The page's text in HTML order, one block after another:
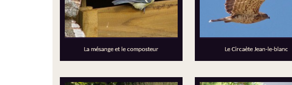
La mésange et le composteur Le Circaète Jean-le-blanc